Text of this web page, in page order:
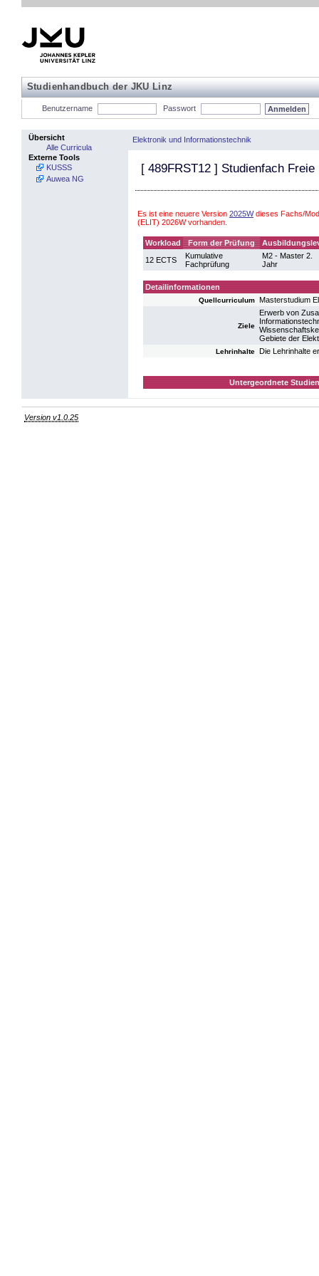
Studienhandbuch der JKU Linz
Benutzername Passwort
Übersicht
Alle Curricula
Externe Tools
KUSSS
Auwea NG
Elektronik und Informationstechnik
[ 489FRST12 ] Studienfach Freie
Es ist eine neuere Version 2025Wdieses Fachs/
(ELIT) 2026W vorhanden.
Workload Form der Prüfung
12 ECTS
Kumulative
Fachprüfung
M2 - Master 2.
Jahr
Detailinformationen
Quellcurriculum Masterstudium
Ziele
Erwerb von
Gebiete der
Lehrinhalte Die Lehrinhalte
Untergeordnete
Version v1.0.25